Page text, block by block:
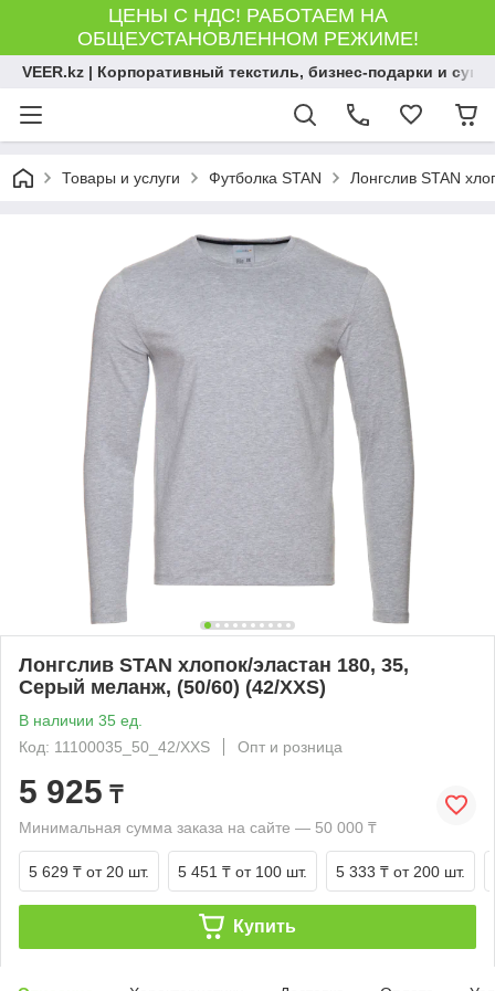
ЦЕНЫ С НДС! РАБОТАЕМ НА
ОБЩЕУСТАНОВЛЕННОМ РЕЖИМЕ!
VEER.kz | Корпоративный текстиль, бизнес-подарки и
Товары и услуги Футболка STAN Лонгслив STAN
Лонгслив STAN хлопок/эластан 180, 35,
Серый меланж, (50/60) (42/XXS)
В наличии 35 ед.
Код: 11100035_50_42/XXS
Опт и розница
5 925 ₸
Минимальная сумма заказа на сайте — 50 000 ₸
5 629 ₸ от 20 шт. 5 451 ₸ от 100 шт. 5 333 ₸ от 200 шт.
Купить